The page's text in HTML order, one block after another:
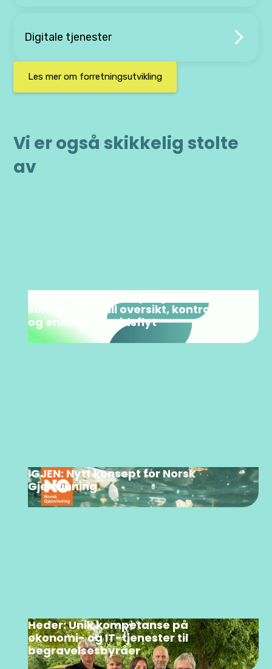
Digitale tjenester
Les mer om forretningsutvikling
Vi er også skikkelig stolte
av
som gir deg full oversikt, kontroll
og enklere arbeidsflyt
IGJEN: Nytt konsept for Norsk
Gjenvinning
Heder: Unik kompetanse på
økonomi- og IT-tjenester til
begravelsesbyråer